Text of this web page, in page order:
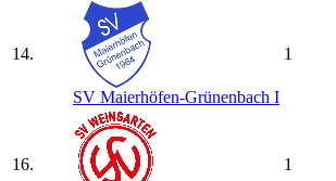
14.
SV Maierhöfen-Grünenbach I
1
16. 1